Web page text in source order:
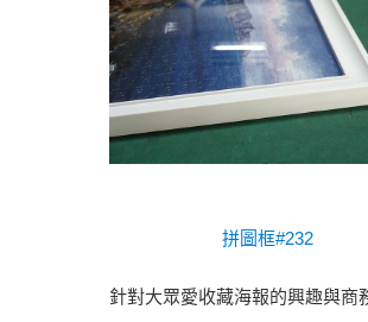
拼圖框#232
針對大眾愛收藏海報的興趣與商